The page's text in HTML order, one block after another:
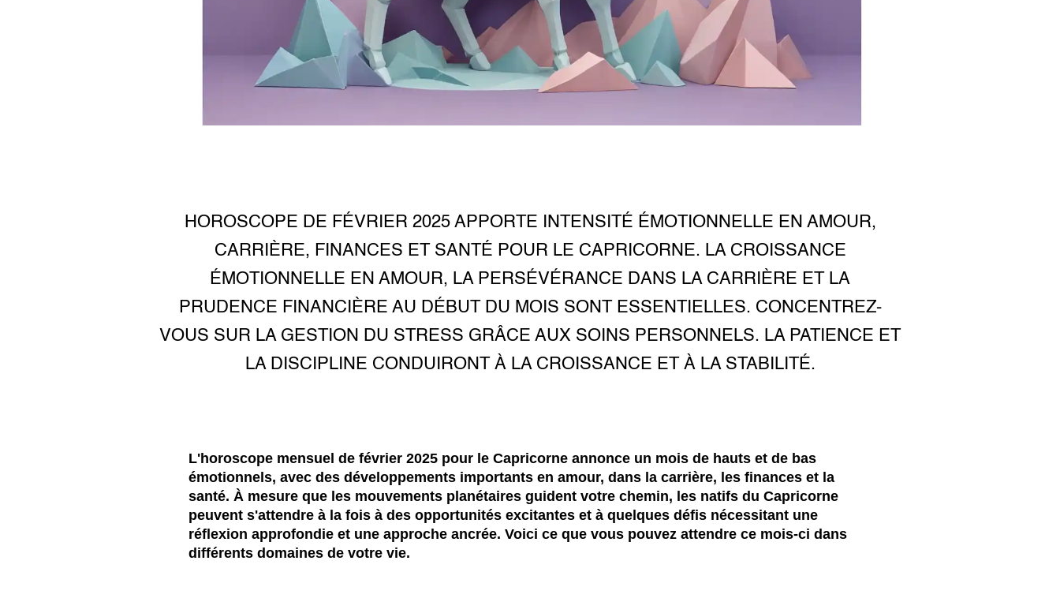
HOROSCOPE DE FÉVRIER 2025 APPORTE INTENSITÉ ÉMOTIONNELLE EN AMOUR,
CARRIÈRE, FINANCES ET SANTÉ POUR LE CAPRICORNE. LA CROISSANCE
ÉMOTIONNELLE EN AMOUR, LA PERSÉVÉRANCE DANS LA CARRIÈRE ET LA
PRUDENCE FINANCIÈRE AU DÉBUT DU MOIS SONT ESSENTIELLES. CONCENTREZ-
VOUS SUR LA GESTION DU STRESS GRÂCE AUX SOINS PERSONNELS. LA PATIENCE ET
LA DISCIPLINE CONDUIRONT À LA CROISSANCE ET À LA STABILITÉ.
L'horoscope mensuel de février 2025 pour le Capricorne annonce un mois de hauts et de bas
émotionnels, avec des développements importants en amour, dans la carrière, les finances et la
santé. À mesure que les mouvements planétaires guident votre chemin, les natifs du Capricorne
peuvent s'attendre à la fois à des opportunités excitantes et à quelques défis nécessitant une
réflexion approfondie et une approche ancrée. Voici ce que vous pouvez attendre ce mois-ci dans
différents domaines de votre vie.